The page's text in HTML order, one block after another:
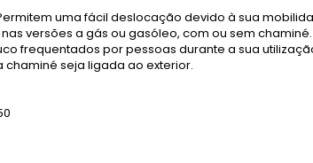
uma fácil deslocação devido à sua
versões a gás ou gasóleo, com ou sem
frequentados por pessoas durante a sua
seja ligada ao exterior.